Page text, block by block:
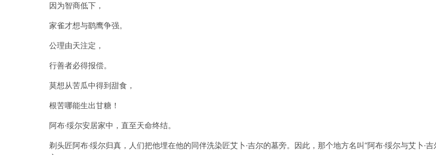
因为智商低下，
家雀才想与鹞鹰争强。
公理由天注定，
行善者必得报偿。
莫想从苦瓜中得到甜食，
根苦哪能生出甘糖！
阿布·绥尔安居家中，直至天命终结。
剃头匠阿布·绥尔归真，人们把他埋在他的同伴洗染匠艾卜·吉尔的墓旁。因此，那个地方名叫“阿布·绥尔与艾卜·